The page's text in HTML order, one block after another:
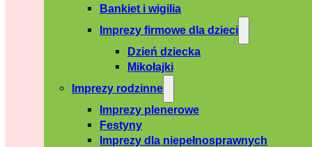
Bankiet i wigilia
Imprezy firmowe dla dzieci
Dzień dziecka
Mikołajki
Imprezy rodzinne
Imprezy plenerowe
Festyny
Imprezy dla niepełnosprawnych